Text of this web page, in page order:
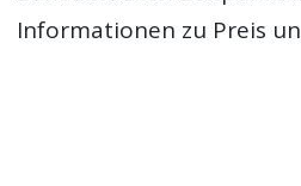
Informationen zu Preis